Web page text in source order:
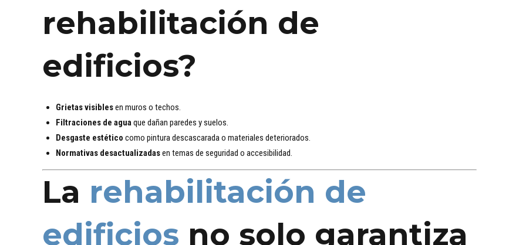
rehabilitación de
edificios?
Grietas visiblesen muros o techos.
Filtraciones de aguaque dañan paredes y suelos.
Desgaste estético como pintura descascarada o materiales deteriorados.
Normativas desactualizadasen temas de seguridad o accesibilidad.
La rehabilitación de
edificios no solo garantiza